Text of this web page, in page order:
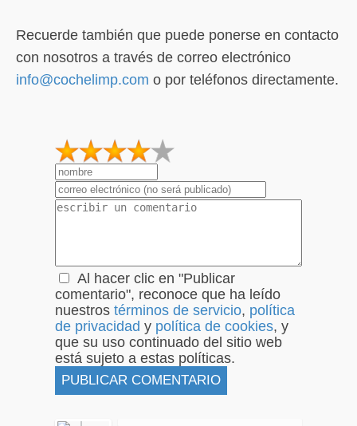
Recuerde también que puede ponerse en contacto
con nosotros a través de correo electrónico
info@cochelimp.com o por teléfonos directamente.
2
1
Al hacer clic en "Publicar
comentario", reconoce que ha leído
nuestros términos de servicio, política
de privacidad y política de cookies, y
que su uso continuado del sitio web
está sujeto a estas políticas.